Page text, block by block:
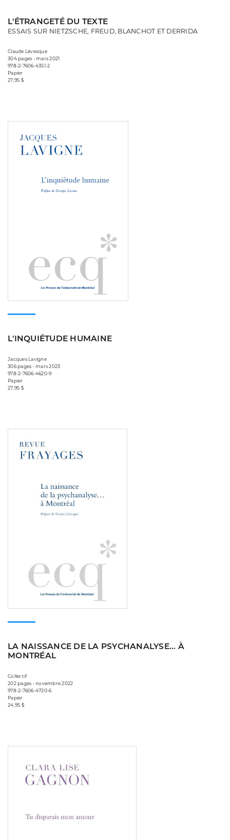
L'ÉTRANGETÉ DU TEXTE
ESSAIS SUR NIETZSCHE, FREUD, BLANCHOT ET DERRIDA
Claude Lévesque
304 pages • mars 2021
978-2-7606-4351-2
Papier
27,95 $
L'INQUIÉTUDE HUMAINE
Jacques Lavigne
306 pages • mars 2023
978-2-7606-4620-9
Papier
27,95 $
LA NAISSANCE DE LA PSYCHANALYSE... À
MONTRÉAL
Collectif
202 pages • novembre 2022
978-2-7606-4720-6
Papier
24,95 $